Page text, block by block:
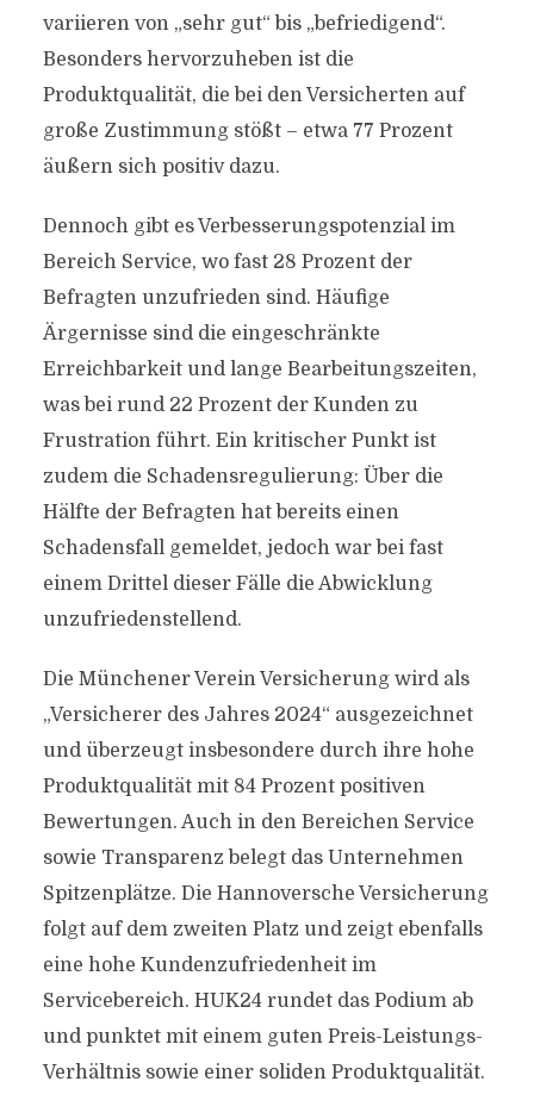
variieren von „sehr gut“ bis „befriedigend“.
Besonders hervorzuheben ist die
Produktqualität, die bei den Versicherten auf
große Zustimmung stößt – etwa 77 Prozent
äußern sich positiv dazu.
Dennoch gibt es Verbesserungspotenzial im
Bereich Service, wo fast 28 Prozent der
Befragten unzufrieden sind. Häufige
Ärgernisse sind die eingeschränkte
Erreichbarkeit und lange Bearbeitungszeiten,
was bei rund 22 Prozent der Kunden zu
Frustration führt. Ein kritischer Punkt ist
zudem die Schadensregulierung: Über die
Hälfte der Befragten hat bereits einen
Schadensfall gemeldet, jedoch war bei fast
einem Drittel dieser Fälle die Abwicklung
unzufriedenstellend.
Die Münchener Verein Versicherung wird als
„Versicherer des Jahres 2024“ ausgezeichnet
und überzeugt insbesondere durch ihre hohe
Produktqualität mit 84 Prozent positiven
Bewertungen. Auch in den Bereichen Service
sowie Transparenz belegt das Unternehmen
Spitzenplätze. Die Hannoversche Versicherung
folgt auf dem zweiten Platz und zeigt ebenfalls
eine hohe Kundenzufriedenheit im
Servicebereich. HUK24 rundet das Podium ab
und punktet mit einem guten Preis-Leistungs-
Verhältnis sowie einer soliden Produktqualität.